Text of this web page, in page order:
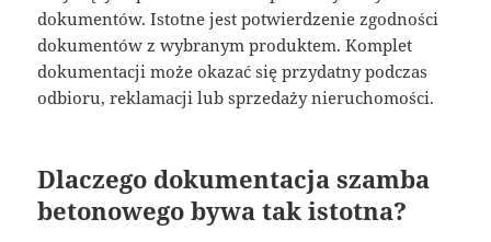
dokumentów. Istotne jest potwierdzenie zgodności
dokumentów z wybranym produktem. Komplet
dokumentacji może okazać się przydatny podczas
odbioru, reklamacji lub sprzedaży nieruchomości.
Dlaczego dokumentacja szamba
betonowego bywa tak istotna?